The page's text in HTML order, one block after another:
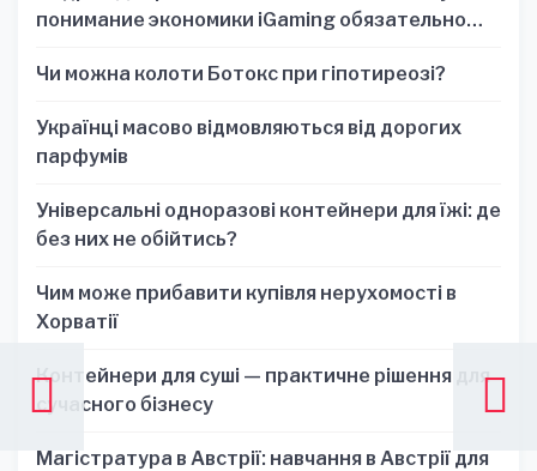
понимание экономики iGaming обязательно
Чи можна колоти Ботокс при гіпотиреозі?
Українці масово відмовляються від дорогих
парфумів
Універсальні одноразові контейнери для їжі: де
без них не обійтись?
Чим може прибавити купівля нерухомості в
Хорватії
Контейнери для суші — практичне рішення для
сучасного бізнесу
Магістратура в Австрії: навчання в Австрії для